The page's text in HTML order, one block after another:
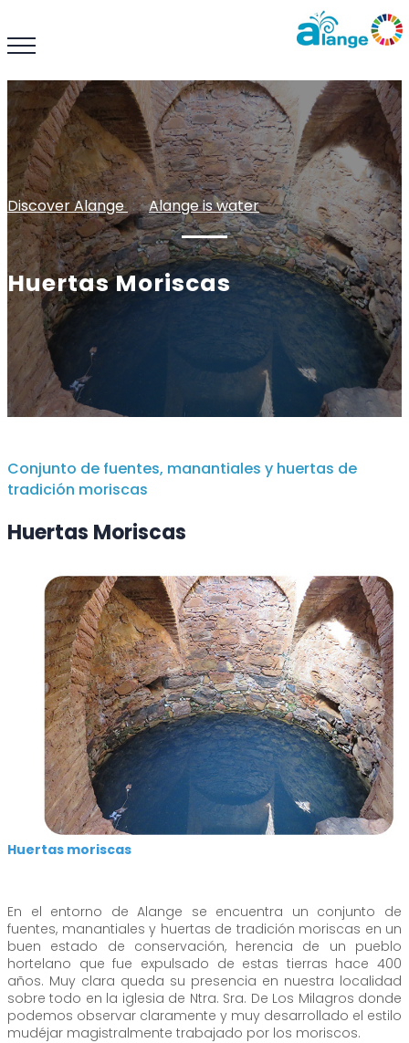
Discover Alange : : Alange is water
Huertas Moriscas
Conjunto de fuentes, manantiales y huertas de
tradición moriscas
Huertas Moriscas
Huertas moriscas
En el entorno de Alange se encuentra un conjunto de
fuentes, manantiales y huertas de tradición moriscas en un
buen estado de conservación, herencia de un pueblo
hortelano que fue expulsado de estas tierras hace 400
años. Muy clara queda su presencia en nuestra localidad
sobre todo en la iglesia de Ntra. Sra. De Los Milagros donde
podemos observar claramente y muy desarrollado el estilo
mudéjar magistralmente trabajado por los moriscos.